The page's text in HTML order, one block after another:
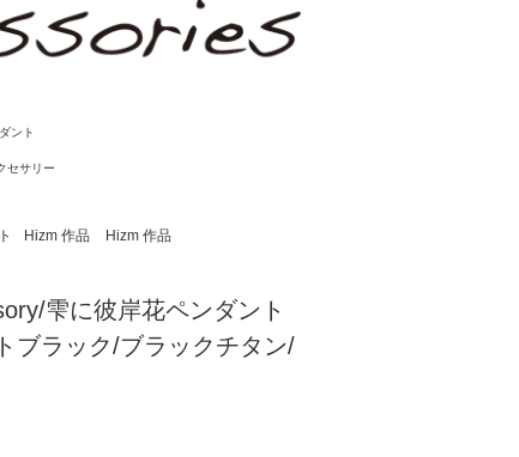
ント
セサリー
Hizm 作品
Hizm 作品
雫に彼岸花ペンダント
ブラック/ブラックチタン/